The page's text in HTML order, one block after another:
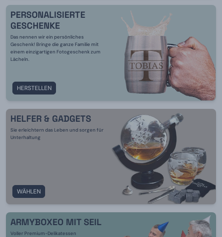
PERSONALISIERTE
GESCHENKE
Das nennen wir ein persönliches
Geschenk! Bringe die ganze Familie mit
einem einzigartigen Fotogeschenk zum
Lächeln.
HERSTELLEN
HELFER & GADGETS
Sie erleichtern das Leben und sorgen für
Unterhaltung
WÄHLEN
ARMYBOXEO MIT SEIL
Voller Premium-Delikatessen